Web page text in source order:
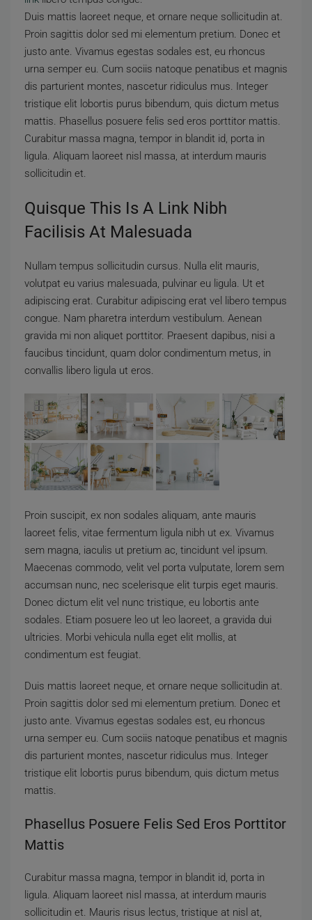
Duis mattis laoreet neque, et ornare neque sollicitudin at.
Proin sagittis dolor sed mi elementum pretium. Donec et
justo ante. Vivamus egestas sodales est, eu rhoncus
urna semper eu. Cum sociis natoque penatibus et magnis
dis parturient montes, nascetur ridiculus mus. Integer
tristique elit lobortis purus bibendum, quis dictum metus
mattis. Phasellus posuere felis sed eros porttitor mattis.
Curabitur massa magna, tempor in blandit id, porta in
ligula. Aliquam laoreet nisl massa, at interdum mauris
sollicitudin et.
Quisque This Is A Link Nibh
Facilisis At Malesuada
Nullam tempus sollicitudin cursus. Nulla elit mauris,
volutpat eu varius malesuada, pulvinar eu ligula. Ut et
adipiscing erat. Curabitur adipiscing erat vel libero tempus
congue. Nam pharetra interdum vestibulum. Aenean
gravida mi non aliquet porttitor. Praesent dapibus, nisi a
faucibus tincidunt, quam dolor condimentum metus, in
convallis libero ligula ut eros.
Proin suscipit, ex non sodales aliquam, ante mauris
laoreet felis, vitae fermentum ligula nibh ut ex. Vivamus
sem magna, iaculis ut pretium ac, tincidunt vel ipsum.
Maecenas commodo, velit vel porta vulputate, lorem sem
accumsan nunc, nec scelerisque elit turpis eget mauris.
Donec dictum elit vel nunc tristique, eu lobortis ante
sodales. Etiam posuere leo ut leo laoreet, a gravida dui
ultricies. Morbi vehicula nulla eget elit mollis, at
condimentum est feugiat.
Duis mattis laoreet neque, et ornare neque sollicitudin at.
Proin sagittis dolor sed mi elementum pretium. Donec et
justo ante. Vivamus egestas sodales est, eu rhoncus
urna semper eu. Cum sociis natoque penatibus et magnis
dis parturient montes, nascetur ridiculus mus. Integer
tristique elit lobortis purus bibendum, quis dictum metus
mattis.
Phasellus Posuere Felis Sed Eros Porttitor
Mattis
Curabitur massa magna, tempor in blandit id, porta in
ligula. Aliquam laoreet nisl massa, at interdum mauris
sollicitudin et. Mauris risus lectus, tristique at nisl at,